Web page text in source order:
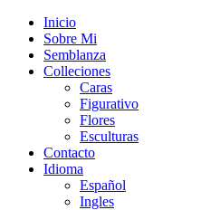
Inicio
Sobre Mi
Semblanza
Colleciones
Caras
Figurativo
Flores
Esculturas
Contacto
Idioma
Español
Ingles